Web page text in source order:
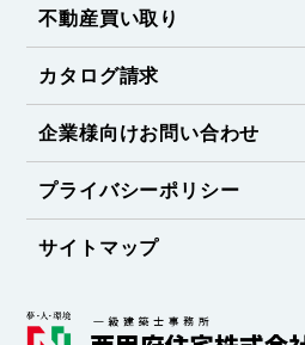
不動産買い取り
カタログ請求
企業様向けお問い合わせ
プライバシーポリシー
サイトマップ